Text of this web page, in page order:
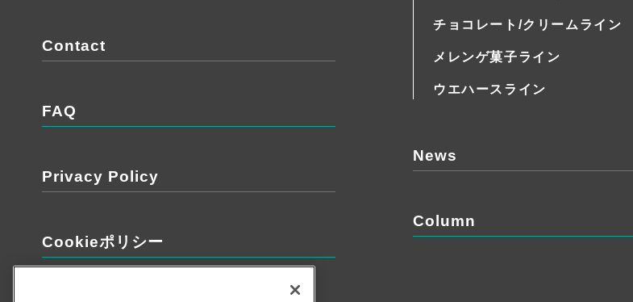
Contact
FAQ
Privacy Policy
Cookieポリシー
チョコレート/クリームライン
メレンゲ菓子ライン
ウエハースライン
News
Column